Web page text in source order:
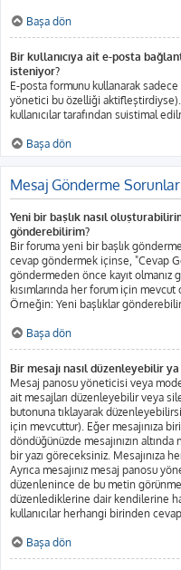
Başa dön
Bir kullanıcıya ait e-posta
isteniyor?
E-posta formunu kullanarak
yönetici bu özelliği
kullanıcılar tarafından suistimal
Başa dön
Mesaj Gönderme
Yeni bir başlık nasıl
gönderebilirim?
Bir foruma yeni bir başlık
cevap göndermek içinse, "Cevap
göndermeden önce kayıt olmanız
kısımlarında her forum için
Örneğin: Yeni başlıklar
Başa dön
Bir mesajı nasıl düzenleyebilir
Mesaj panosu yöneticisi veya
ait mesajları düzenleyebilir veya
butonuna tıklayarak
için mevcuttur). Eğer mesajınıza
döndüğünüzde mesajınızın
bir yazı göreceksiniz. Mesajınıza
Ayrıca mesajınız mesaj panosu
düzenlenince de bu metin
düzenlediklerine dair kendilerine
kullanıcılar herhangi birinden
Başa dön